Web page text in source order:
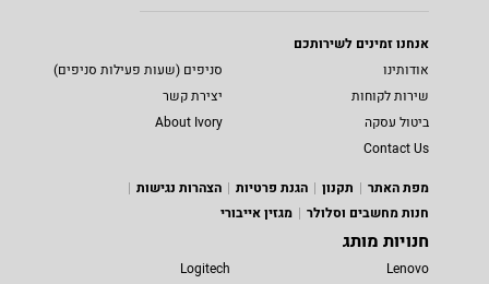
אנחנו זמינים לשירותכם
אודותינו
סניפים (שעות פעילות סניפים)
שירות לקוחות
יצירת קשר
ביטול עסקה
About Ivory
Contact Us
מפת האתר
תקנון הגנת פרטיות
הצהרות נגישות
חנות מחשבים וסלולר
מגזין אייבורי
חנויות מותג
Lenovo
Logitech